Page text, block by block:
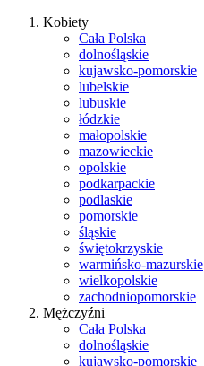
Kobiety
Cała Polska
dolnośląskie
kujawsko-pomorskie
lubelskie
lubuskie
łódzkie
małopolskie
mazowieckie
opolskie
podkarpackie
podlaskie
pomorskie
śląskie
świętokrzyskie
warmińsko-mazurskie
wielkopolskie
zachodniopomorskie
Mężczyźni
Cała Polska
dolnośląskie
kujawsko-pomorskie